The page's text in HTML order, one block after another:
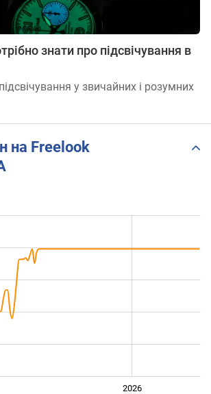
знати про підсвічування в
у звичайних і розумних
на Freelook
2026